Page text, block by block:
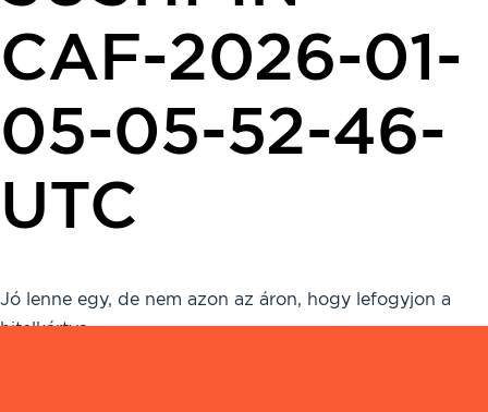
CAF-2026-01-
05-05-52-46-
UTC
Jó lenne egy, de nem azon az áron, hogy lefogyjon a
hitelkártya